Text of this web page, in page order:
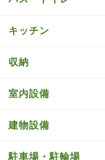
キッチン
収納
室内設備
建物設備
駐車場・駐輪場